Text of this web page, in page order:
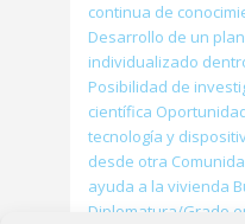
continua de
Desarrollo de un
individualizado
Posibilidad de
científica
tecnología y
desde otra
ayuda a la vivienda
Diplomatura/Grado